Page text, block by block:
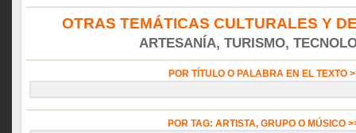
OTRAS TEMÁTICAS CULTURALES Y
ARTESANÍA, TURISMO,
POR TÍTULO O PALABRA EN EL TEXTO
POR TAG: ARTISTA, GRUPO O MÚSICO